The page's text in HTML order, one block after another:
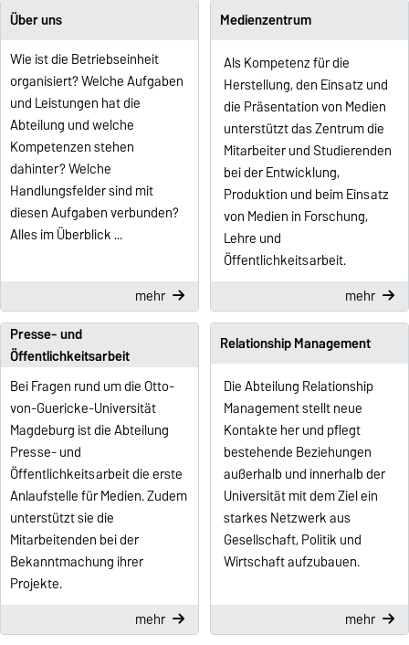
Über uns
Wie ist die Betriebseinheit
organisiert? Welche Aufgaben
und Leistungen hat die
Abteilung und welche
Kompetenzen stehen
dahinter? Welche
Handlungsfelder sind mit
diesen Aufgaben verbunden?
Alles im Überblick ...
mehr
Medienzentrum
Als Kompetenz für die
Herstellung, den Einsatz und
die Präsentation von Medien
unterstützt das Zentrum die
Mitarbeiter und Studierenden
bei der Entwicklung,
Produktion und beim Einsatz
von Medien in Forschung,
Lehre und
Öffentlichkeitsarbeit.
mehr
Presse- und
Öffentlichkeitsarbeit
Bei Fragen rund um die Otto-
von-Guericke-Universität
Magdeburg ist die Abteilung
Presse- und
Öffentlichkeitsarbeit die erste
Anlaufstelle für Medien. Zudem
unterstützt sie die
Mitarbeitenden bei der
Bekanntmachung ihrer
Projekte.
mehr
Relationship Management
Die Abteilung Relationship
Management stellt neue
Kontakte her und pflegt
bestehende Beziehungen
außerhalb und innerhalb der
Universität mit dem Ziel ein
starkes Netzwerk aus
Gesellschaft, Politik und
Wirtschaft aufzubauen.
mehr